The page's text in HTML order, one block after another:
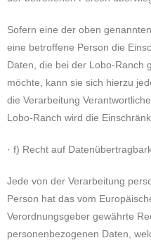
Sofern eine der oben
eine betroffene Person die
Daten, die bei der Lobo-Ranch
möchte, kann sie sich hierzu
die Verarbeitung
Lobo-Ranch wird die
· f) Recht auf
Jede von der Verarbeitung
Person hat das vom
Verordnungsgeber gewährte
personenbezogenen Daten,